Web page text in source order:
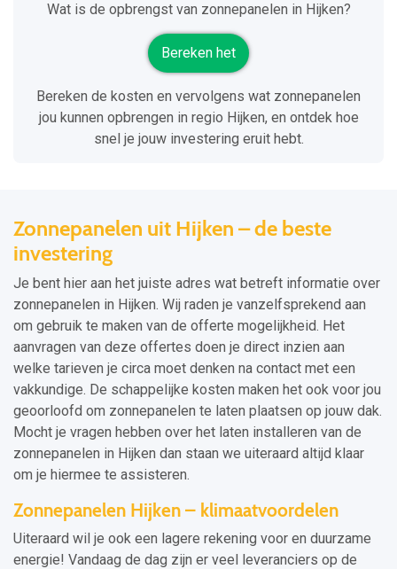
Wat is de opbrengst van zonnepanelen in Hijken?
Bereken het
Bereken de kosten en vervolgens wat zonnepanelen
jou kunnen opbrengen in regio Hijken, en ontdek hoe
snel je jouw investering eruit hebt.
Zonnepanelen uit Hijken – de beste
investering
Je bent hier aan het juiste adres wat betreft informatie over
zonnepanelen in Hijken. Wij raden je vanzelfsprekend aan
om gebruik te maken van de offerte mogelijkheid. Het
aanvragen van deze offertes doen je direct inzien aan
welke tarieven je circa moet denken na contact met een
vakkundige. De schappelijke kosten maken het ook voor jou
geoorloofd om zonnepanelen te laten plaatsen op jouw dak.
Mocht je vragen hebben over het laten installeren van de
zonnepanelen in Hijken dan staan we uiteraard altijd klaar
om je hiermee te assisteren.
Zonnepanelen Hijken – klimaatvoordelen
Uiteraard wil je ook een lagere rekening voor en duurzame
energie! Vandaag de dag zijn er veel leveranciers op de